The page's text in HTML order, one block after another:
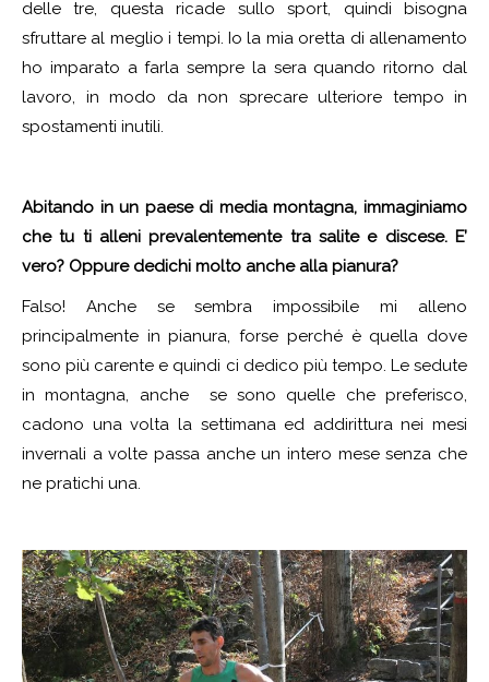
delle tre, questa ricade sullo sport, quindi bisogna
sfruttare al meglio i tempi. Io la mia oretta di allenamento
ho imparato a farla sempre la sera quando ritorno dal
lavoro, in modo da non sprecare ulteriore tempo in
spostamenti inutili.
Abitando in un paese di media montagna, immaginiamo
che tu ti alleni prevalentemente tra salite e discese. E’
vero? Oppure dedichi molto anche alla pianura?
Falso! Anche se sembra impossibile mi alleno
principalmente in pianura, forse perché è quella dove
sono più carente e quindi ci dedico più tempo. Le sedute
in montagna, anche se sono quelle che preferisco,
cadono una volta la settimana ed addirittura nei mesi
invernali a volte passa anche un intero mese senza che
ne pratichi una.